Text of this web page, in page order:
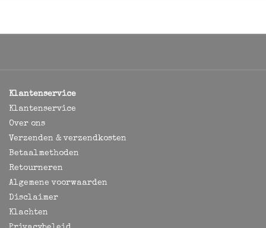
Klantenservice
Klantenservice
Over ons
Verzenden & verzendkosten
Betaalmethoden
Retourneren
Algemene voorwaarden
Disclaimer
Klachten